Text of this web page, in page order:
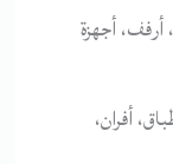
أجهزة
أفران،